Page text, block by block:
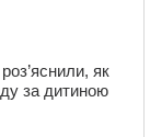
як
за дитиною